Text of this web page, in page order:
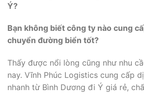
Ý?
Bạn không biết công ty nào cung
chuyển đường biển tốt?
Thấy được nổi lòng cũng như nhu
nay. Vĩnh Phúc Logistics cung cấp
nhanh từ Bình Dương đi Ý giá rẻ,